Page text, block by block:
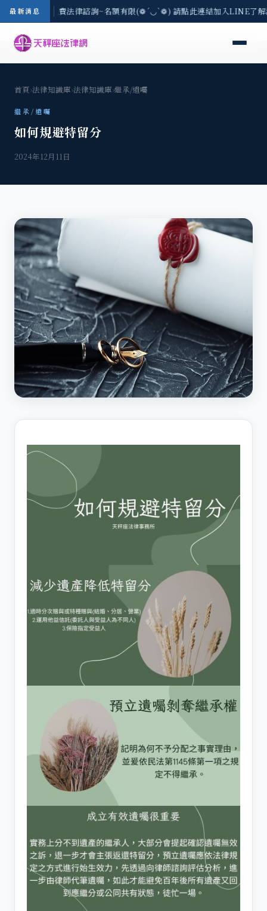
最新消息
8/3(一) 現場免費法律諮詢~名額有限(❁´◡`❁) 請點此連結加入LINE了
首頁›法律知識庫›法律知識庫›繼承/遺囑
繼承/遺囑
如何規避特留分
2024年12月11日